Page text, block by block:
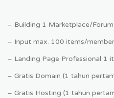
– Building 1 Marketplace/
– Input max. 100 items/
– Landing Page Professional 1
– Gratis Domain (1 tahun
– Gratis Hosting (1 tahun